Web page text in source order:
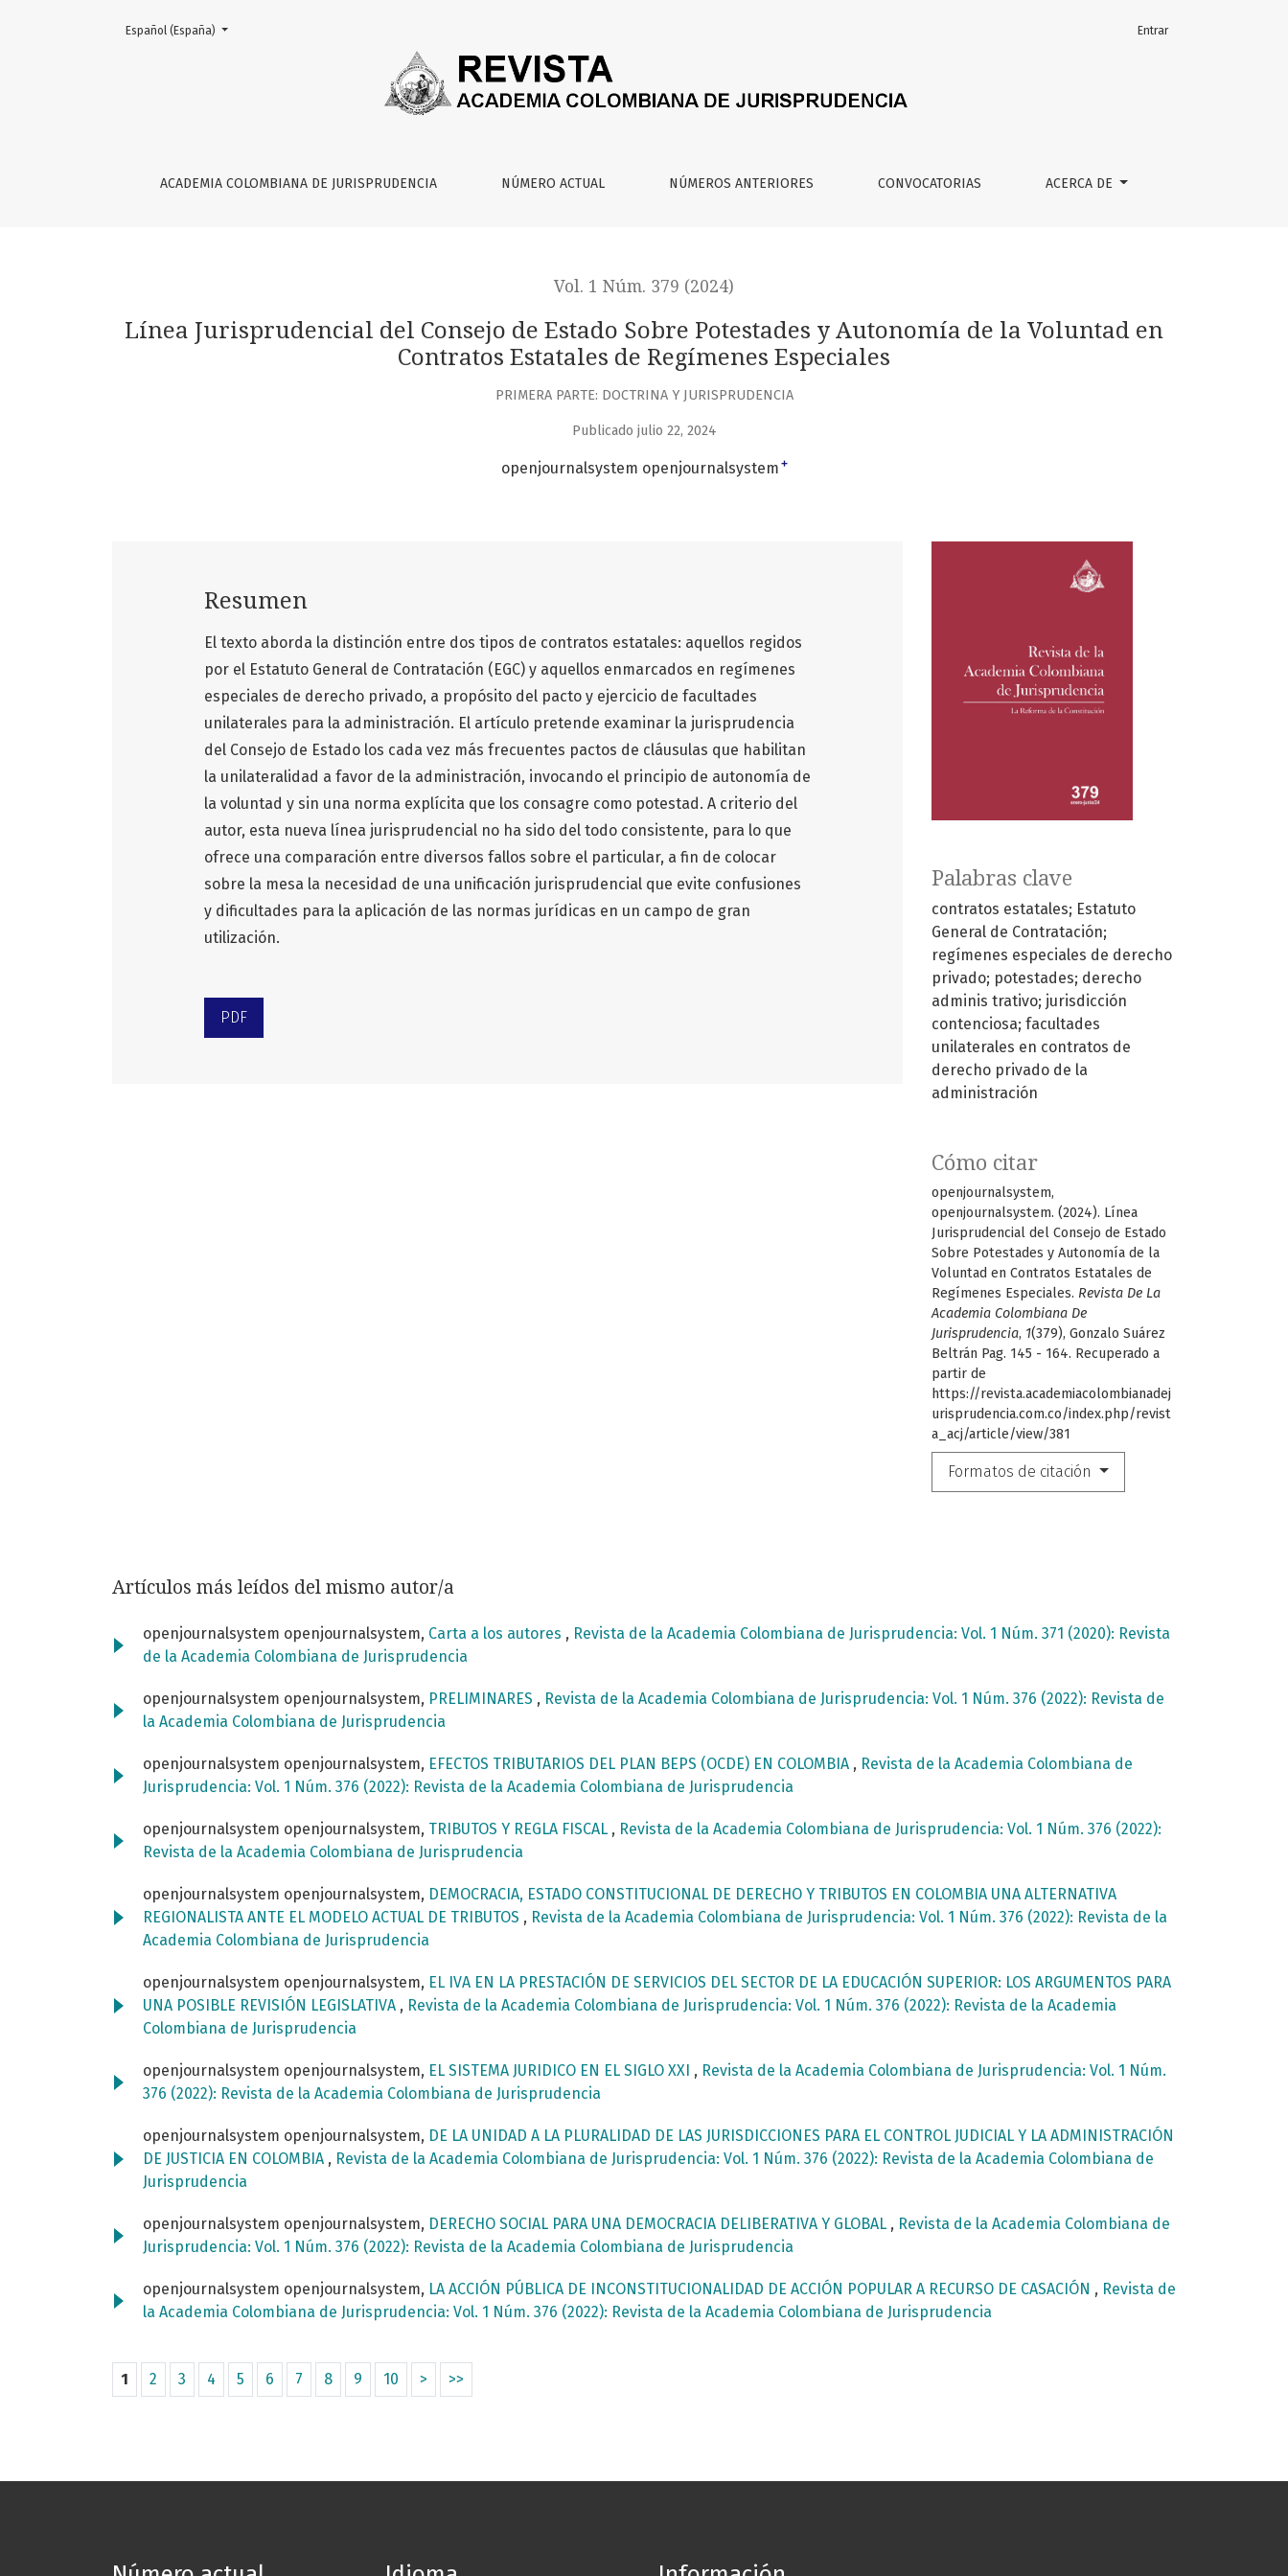
Línea Jurisprudencial del Consejo de Estado Sobre Potestades y Autonomía de la Voluntad en Contratos Estatales de Regímenes Especiales
ACADEMIA COLOMBIANA DE JURISPRUDENCIA NÚMERO ACTUAL NÚMEROS ANTERIORES CONVOCATORIAS ACERCA DE
Entrar
Change the language. The current language is:
Español (España)
Vol. 1 Núm. 379 (2024)
Línea Jurisprudencial del Consejo de Estado Sobre Potestades y Autonomía de la Voluntad en
Contratos Estatales de Regímenes Especiales
PRIMERA PARTE: DOCTRINA Y JURISPRUDENCIA
Publicado julio 22, 2024
openjournalsystem openjournalsystem +
Palabras clave
contratos estatales; Estatuto
General de Contratación;
regímenes especiales de derecho
privado; potestades; derecho
adminis trativo; jurisdicción
contenciosa; facultades
unilaterales en contratos de
derecho privado de la
administración
Cómo citar
openjournalsystem,
openjournalsystem. (2024). Línea
Jurisprudencial del Consejo de Estado
Sobre Potestades y Autonomía de la
Voluntad en Contratos Estatales de
Regímenes Especiales. Revista De La
Academia Colombiana De
Jurisprudencia, 1(379), Gonzalo Suárez
Beltrán Pag. 145 - 164. Recuperado a
partir de
https://revista.academiacolombianadej
urisprudencia.com.co/index.php/revist
a_acj/article/view/381
Formatos de citación
Resumen
El texto aborda la distinción entre dos tipos de contratos estatales: aquellos regidos
por el Estatuto General de Contratación (EGC) y aquellos enmarcados en regímenes
especiales de derecho privado, a propósito del pacto y ejercicio de facultades
unilaterales para la administración. El artículo pretende examinar la jurisprudencia
del Consejo de Estado los cada vez más frecuentes pactos de cláusulas que habilitan
la unilateralidad a favor de la administración, invocando el principio de autonomía de
la voluntad y sin una norma explícita que los consagre como potestad. A criterio del
autor, esta nueva línea jurisprudencial no ha sido del todo consistente, para lo que
ofrece una comparación entre diversos fallos sobre el particular, a fin de colocar
sobre la mesa la necesidad de una unificación jurisprudencial que evite confusiones
y dificultades para la aplicación de las normas jurídicas en un campo de gran
utilización.
PDF
Artículos más leídos del mismo autor/a
openjournalsystem openjournalsystem, Carta a los autores , Revista de la Academia Colombiana de Jurisprudencia: Vol. 1 Núm. 371 (2020): Revista
de la Academia Colombiana de Jurisprudencia
openjournalsystem openjournalsystem, PRELIMINARES , Revista de la Academia Colombiana de Jurisprudencia: Vol. 1 Núm. 376 (2022): Revista de
la Academia Colombiana de Jurisprudencia
openjournalsystem openjournalsystem, EFECTOS TRIBUTARIOS DEL PLAN BEPS (OCDE) EN COLOMBIA , Revista de la Academia Colombiana de
Jurisprudencia: Vol. 1 Núm. 376 (2022): Revista de la Academia Colombiana de Jurisprudencia
openjournalsystem openjournalsystem, TRIBUTOS Y REGLA FISCAL , Revista de la Academia Colombiana de Jurisprudencia: Vol. 1 Núm. 376 (2022):
Revista de la Academia Colombiana de Jurisprudencia
openjournalsystem openjournalsystem, DEMOCRACIA, ESTADO CONSTITUCIONAL DE DERECHO Y TRIBUTOS EN COLOMBIA UNA ALTERNATIVA
REGIONALISTA ANTE EL MODELO ACTUAL DE TRIBUTOS , Revista de la Academia Colombiana de Jurisprudencia: Vol. 1 Núm. 376 (2022): Revista de la
Academia Colombiana de Jurisprudencia
openjournalsystem openjournalsystem, EL IVA EN LA PRESTACIÓN DE SERVICIOS DEL SECTOR DE LA EDUCACIÓN SUPERIOR: LOS ARGUMENTOS PARA
UNA POSIBLE REVISIÓN LEGISLATIVA , Revista de la Academia Colombiana de Jurisprudencia: Vol. 1 Núm. 376 (2022): Revista de la Academia
Colombiana de Jurisprudencia
openjournalsystem openjournalsystem, EL SISTEMA JURIDICO EN EL SIGLO XXI , Revista de la Academia Colombiana de Jurisprudencia: Vol. 1 Núm.
376 (2022): Revista de la Academia Colombiana de Jurisprudencia
openjournalsystem openjournalsystem, DE LA UNIDAD A LA PLURALIDAD DE LAS JURISDICCIONES PARA EL CONTROL JUDICIAL Y LA ADMINISTRACIÓN
DE JUSTICIA EN COLOMBIA , Revista de la Academia Colombiana de Jurisprudencia: Vol. 1 Núm. 376 (2022): Revista de la Academia Colombiana de
Jurisprudencia
openjournalsystem openjournalsystem, DERECHO SOCIAL PARA UNA DEMOCRACIA DELIBERATIVA Y GLOBAL , Revista de la Academia Colombiana de
Jurisprudencia: Vol. 1 Núm. 376 (2022): Revista de la Academia Colombiana de Jurisprudencia
openjournalsystem openjournalsystem, LA ACCIÓN PÚBLICA DE INCONSTITUCIONALIDAD DE ACCIÓN POPULAR A RECURSO DE CASACIÓN , Revista de
la Academia Colombiana de Jurisprudencia: Vol. 1 Núm. 376 (2022): Revista de la Academia Colombiana de Jurisprudencia
1 2 3 4 5 6 7 8 9 10 > >>